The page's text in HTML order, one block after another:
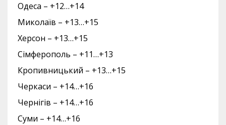
Одеса – +12…+14
Миколаїв – +13…+15
Херсон – +13…+15
Сімферополь – +11…+13
Кропивницький – +13…+15
Черкаси – +14…+16
Чернігів – +14…+16
Суми – +14…+16